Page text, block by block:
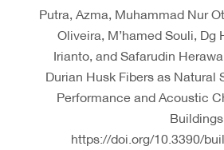
Putra, Azma, Muhammad Nur
Oliveira, M’hamed Souli,
Irianto, and Safarudin
Durian Husk Fibers as Natural
Performance and Acoustic
https://doi.org/10.3390/